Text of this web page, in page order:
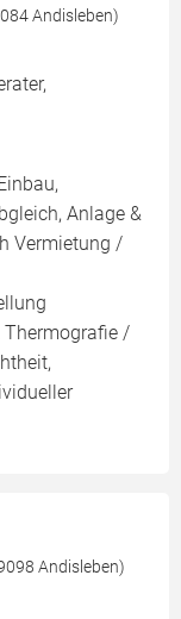
Andisleben)
Anlage &
Vermietung /
Thermografie /
Andisleben)